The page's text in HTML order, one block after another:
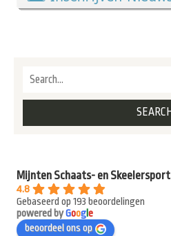
Mijnten Schaats- en Skeelersport
4.8
Gebaseerd op 193 beoordelingen
powered byGoogle
beoordeel ons op